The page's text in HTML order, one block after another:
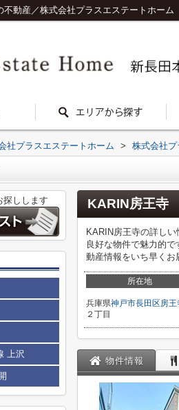
不動産／株式会社プラスエステートホーム
社プラスエステートホーム > 株式会社
KARIN房王寺
KARIN房王寺の詳し
良好な物件で魅力的
動産情報をいち早くお
所在地
兵庫県神戸市長田区房王
２丁目
物件情報
しします
上沢